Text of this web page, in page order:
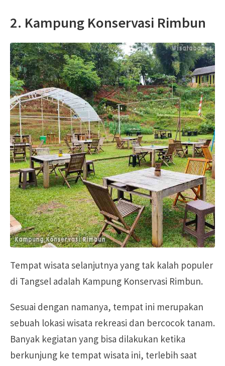
2. Kampung Konservasi Rimbun
Tempat wisata selanjutnya yang tak kalah populer
di Tangsel adalah Kampung Konservasi Rimbun.
Sesuai dengan namanya, tempat ini merupakan
sebuah lokasi wisata rekreasi dan bercocok tanam.
Banyak kegiatan yang bisa dilakukan ketika
berkunjung ke tempat wisata ini, terlebih saat